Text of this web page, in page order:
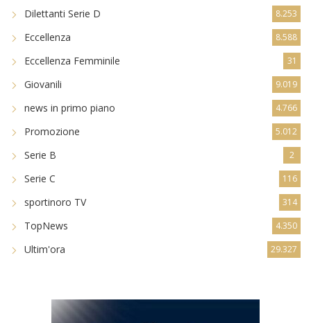
Dilettanti Serie D 8.253
Eccellenza 8.588
Eccellenza Femminile 31
Giovanili 9.019
news in primo piano 4.766
Promozione 5.012
Serie B 2
Serie C 116
sportinoro TV 314
TopNews 4.350
Ultim'ora 29.327